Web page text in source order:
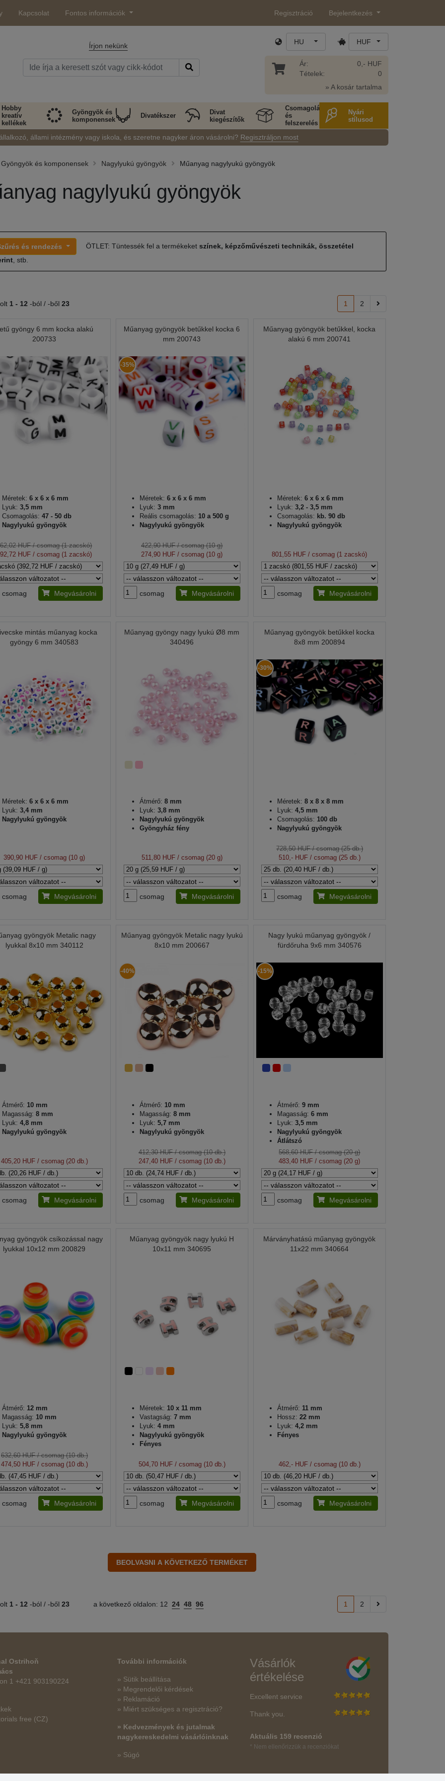
Kapcsolat Fontos információk Regisztráció Bejelentkezés
Írjon nekünk HU HUF
Ár:
Tételek:
0,- HUF
0
» A kosár tartalma
Hobby
kreatív
kellékek
Gyöngyök és
komponensek
Divatékszer
Divat
kiegészítők
Csomagolás
és
felszerelés
Nyári
stílusod
állami intézmény vagy iskola, és szeretne nagyker áron vásárolni? Regisztráljon most
Gyöngyök és komponensek Nagylyukú gyöngyök Műanyag nagylyukú gyöngyök
nagylyukú gyöngyök
és rendezés ÖTLET: Tüntessék fel a termékeket színek, képzőművészeti technikák, összetétel
, stb.
1 - 12 -ból / -ből 23 1 2
gyöngy 6 mm kocka alakú
200733
Méretek: 6 x 6 x 6 mm
Lyuk: 3,5 mm
Csomagolás: 47 - 50 db
Nagylyukú gyöngyök
HUF/ csomag (1 zacskó)
HUF / csomag (1 zacskó)
csomag Megvásárolni
Műanyag gyöngyök betűkkel kocka 6
mm 200743
-35%
Méretek: 6 x 6 x 6 mm
Lyuk: 3 mm
Reális csomagolás: 10 a 500 g
Nagylyukú gyöngyök
422,90 HUF/ csomag (10 g)
274,90 HUF / csomag (10 g)
csomag Megvásárolni
Műanyag gyöngyök betűkkel, kocka
alakú 6 mm 200741
Méretek: 6 x 6 x 6 mm
Lyuk: 3,2 - 3,5 mm
Csomagolás: kb. 90 db
Nagylyukú gyöngyök
801,55 HUF / csomag (1 zacskó)
csomag Megvásárolni
mintás műanyag kocka
gyöngy 6 mm 340583
Méretek: 6 x 6 x 6 mm
Lyuk: 3,4 mm
Nagylyukú gyöngyök
390,90 HUF / csomag (10 g)
csomag Megvásárolni
Műanyag gyöngy nagy lyukú Ø8 mm
340496
Átmérő: 8 mm
Lyuk: 3,8 mm
Nagylyukú gyöngyök
Gyöngyház fény
511,80 HUF/ csomag (20 g)
csomag Megvásárolni
Műanyag gyöngyök betűkkel kocka
8x8 mm 200894
-30%
Méretek: 8 x 8 x 8 mm
Lyuk: 4,5 mm
Csomagolás: 100 db
Nagylyukú gyöngyök
728,50 HUF/ csomag (25 db.)
510,- HUF/ csomag (25 db.)
csomag Megvásárolni
gyöngyök Metalic nagy
lyukkal 8x10 mm 340112
Átmérő: 10 mm
Magasság: 8 mm
Lyuk: 4,8 mm
Nagylyukú gyöngyök
405,20 HUF/ csomag (20 db.)
csomag Megvásárolni
Műanyag gyöngyök Metalic nagy lyukú
8x10 mm 200667
-40%
Átmérő: 10 mm
Magasság: 8 mm
Lyuk: 5,7 mm
Nagylyukú gyöngyök
412,30 HUF/ csomag (10 db.)
247,40 HUF/ csomag (10 db.)
csomag Megvásárolni
Nagy lyukú műanyag gyöngyök /
fürdőruha 9x6 mm 340576
-15%
Átmérő: 9 mm
Magasság: 6 mm
Lyuk: 3,5 mm
Nagylyukú gyöngyök
Átlátszó
568,60 HUF/ csomag (20 g)
483,40 HUF / csomag (20 g)
csomag Megvásárolni
gyöngyök csíkozással nagy
lyukkal 10x12 mm 200829
Átmérő: 12 mm
Magasság: 10 mm
Lyuk: 5,8 mm
Nagylyukú gyöngyök
632,60 HUF/ csomag (10 db.)
474,50 HUF/ csomag (10 db.)
csomag Megvásárolni
Műanyag gyöngyök nagy lyukú H
10x11 mm 340695
Méretek: 10 x 11 mm
Vastagság: 7 mm
Lyuk: 4 mm
Nagylyukú gyöngyök
Fényes
504,70 HUF/ csomag (10 db.)
csomag Megvásárolni
Márványhatású műanyag gyöngyök
11x22 mm 340664
Átmérő: 11 mm
Hossz: 22 mm
Lyuk: 4,2 mm
Fényes
462,- HUF/ csomag (10 db.)
csomag Megvásárolni
1 - 12 -ból / -ből 23 a következő oldalon: 12 24 48 96 1 2
Ostrihoň
1 +421 903190224
free (CZ)
További információk
» Sütik beállítása
» Megrendelői kérdések
» Reklamáció
» Miért szükséges a regisztráció?
» Kedvezmények és jutalmak
nagykereskedelmi vásárlóinknak
» Súgó
Vásárlók
értékelése
Excellent service
Thank you.
Aktuális 159 recenzió
* Nem ellenőrizzük a recenziókat